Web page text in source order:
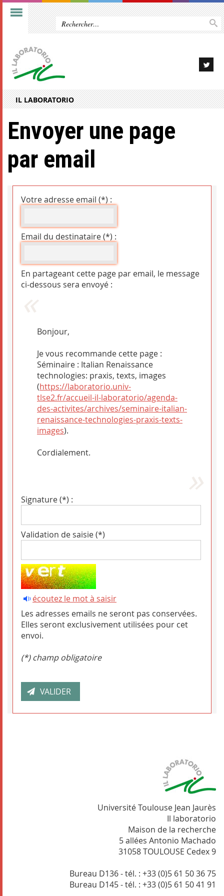
IL LABORATORIO
Envoyer une page
par email
Votre adresse email (*) :
Email du destinataire (*) :
En partageant cette page par email, le message
ci-dessous sera envoyé :
Bonjour,
Je vous recommande cette page :
Séminaire : Italian Renaissance
technologies: praxis, texts, images
(https://laboratorio.univ-
tlse2.fr/accueil-il-laboratorio/agenda-
des-activites/archives/seminaire-italian-
renaissance-technologies-praxis-texts-
images).
Cordialement.
Signature (*) :
Validation de saisie (*)
écoutez le mot à saisir
Les adresses emails ne seront pas conservées.
Elles seront exclusivement utilisées pour cet
envoi.
(*) champ obligatoire
Université Toulouse Jean Jaurès
Il laboratorio
Maison de la recherche
5 allées Antonio Machado
31058 TOULOUSE Cedex 9
Bureau D136 - tél. : +33 (0)5 61 50 36 75
Bureau D145 - tél. : +33 (0)5 61 50 41 91